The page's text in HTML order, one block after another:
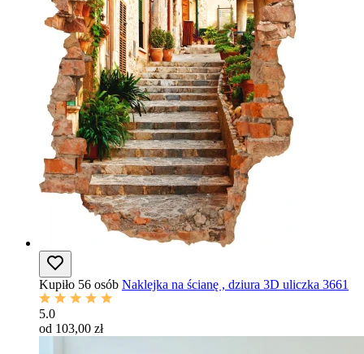
Kupiło 56 osób Naklejka na ścianę , dziura 3D uliczka 3661
5.0
od 103,00 zł